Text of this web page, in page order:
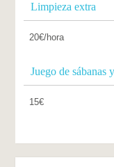
Limpieza extra
20€/hora
Juego de sábanas
15€